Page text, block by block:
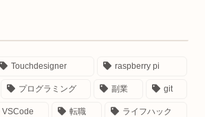
Touchdesigner raspberry pi
プログラミング 副業 git
VSCode 転職 ライフハック